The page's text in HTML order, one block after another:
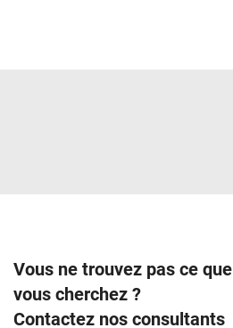
Vous ne trouvez pas ce que
vous cherchez ?
Contactez nos consultants